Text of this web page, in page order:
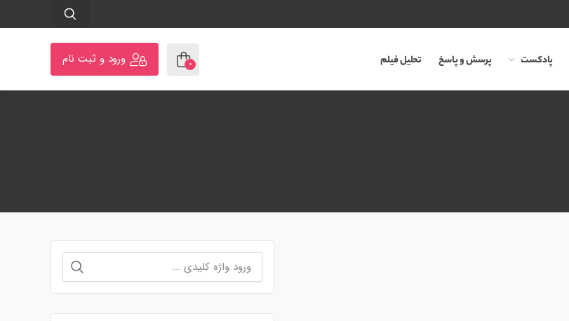
پادکست پرسش و پاسخ تحلیل فیلم ۰ ورود و ثبت نام
جستجو
برای: